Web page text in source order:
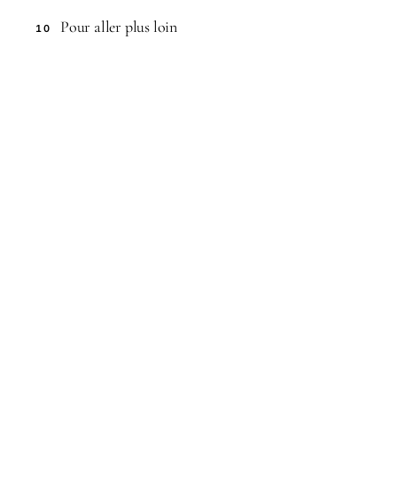
10 Pour aller plus loin